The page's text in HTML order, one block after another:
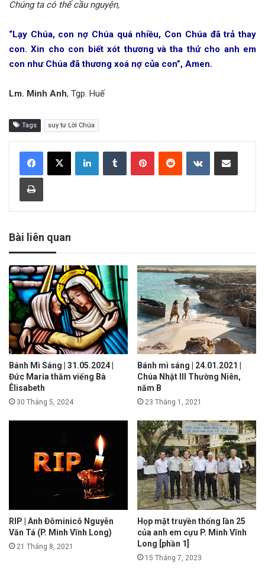
Chúng ta có thể cầu nguyện,
“Lạy Chúa, con nợ Chúa quá nhiều, Con Chúa đã trả thay
con. Xin cho con biết xót thương và tha thứ cho anh em
con như Chúa đã thương xoá nợ của con”, Amen.
Lm. Minh Anh, Tgp. Huế
Tags suy tư Lời Chúa
Bài liên quan
Bánh Mì Sáng | 31.05.2024 |
Đức Maria thăm viếng Bà
Êlisabeth
30 Tháng 5, 2024
Bánh mì sáng | 24.01.2021 |
Chúa Nhật III Thường Niên,
năm B
23 Tháng 1, 2021
RIP | Anh Đôminicô Nguyễn
Văn Tá (P. Minh Vĩnh Long)
21 Tháng 8, 2021
Họp mặt truyền thống lần 25
của anh em cựu P. Minh Vĩnh
Long [phần 1]
15 Tháng 7, 2023